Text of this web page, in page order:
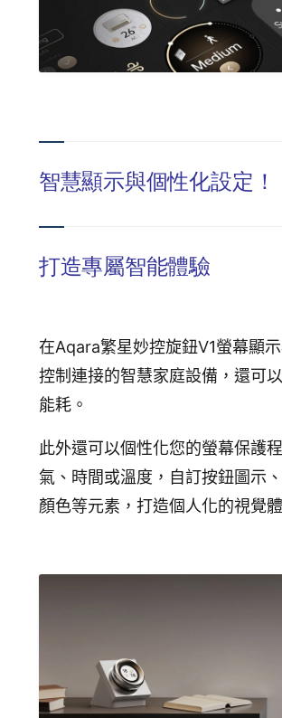
智慧顯示與個性化設定！
打造專屬智能體驗
在Aqara繁星妙控旋鈕V1螢幕顯
控制連接的智慧家庭設備，還可
能耗。
此外還可以個性化您的螢幕保護
氣、時間或溫度，自訂按鈕圖示
顏色等元素 ，打造個人化的視覺